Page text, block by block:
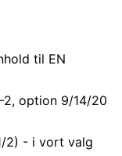
til EN
2, option 9/14/20
2) - i vort valg